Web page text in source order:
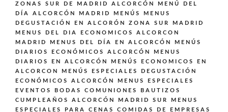
ZONAS SUR DE MADRID ALCORCÓN
MENÚ DEL
DÍA ALCORCÓN MADRID
MENÚS
MENUS
DEGUSTACIÓN EN ALCORÓN ZONA SUR MADRID
MENUS DEL DIA ECONOMICOS ALCORCON
MADRID
MENUS DEL DÍA EN ALCORCÓN
MENÚS
DIARIOS ECONÓMICOS ALCORCÓN
MENUS
DIARIOS EN ALCORCÓN
MENÚS ECONOMICOS EN
ALCORCON
MENÚS ESPECIALES DEGUSTACIÓN
ECONÓMICOS ALCORCÓN
MENUS ESPECIALES
EVENTOS BODAS COMUNIONES BAUTIZOS
CUMPLEAÑOS ALCORCÓN MADRID SUR
MENUS
ESPECIALES PARA CENAS COMIDAS DE EMPRESAS